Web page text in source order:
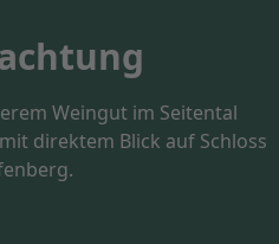
Weingut im Seitental
mit direktem Blick auf Schloss